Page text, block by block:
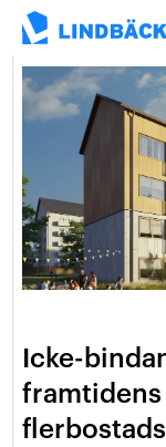
Icke-